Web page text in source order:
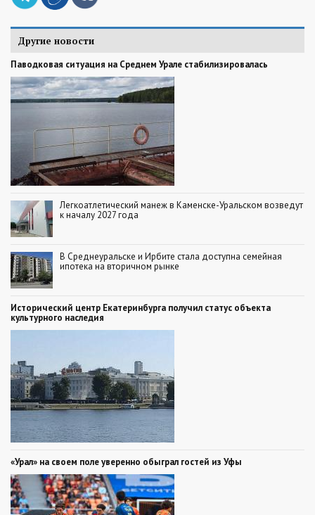
Другие новости
Паводковая ситуация на Среднем Урале стабилизировалась
Легкоатлетический манеж в Каменске-Уральском возведут
к началу 2027 года
В Среднеуральске и Ирбите стала доступна семейная
ипотека на вторичном рынке
Исторический центр Екатеринбурга получил статус объекта
культурного наследия
«Урал» на своем поле уверенно обыграл гостей из Уфы